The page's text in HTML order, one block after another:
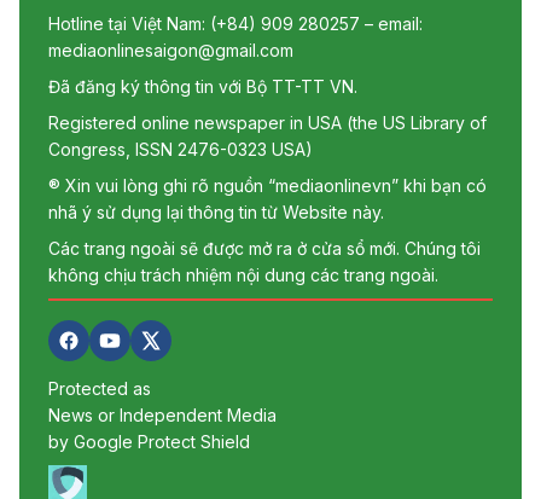
Hotline tại Việt Nam: (+84) 909 280257 – email:
mediaonlinesaigon@gmail.com
Đã đăng ký thông tin với Bộ TT-TT VN.
Registered online newspaper in USA (the US Library of
Congress, ISSN 2476-0323 USA)
® Xin vui lòng ghi rõ nguồn “mediaonlinevn” khi bạn có
nhã ý sử dụng lại thông tin từ Website này.
Các trang ngoài sẽ được mở ra ở cửa sổ mới. Chúng tôi
không chịu trách nhiệm nội dung các trang ngoài.
Protected as
News or Independent Media
by Google Protect Shield